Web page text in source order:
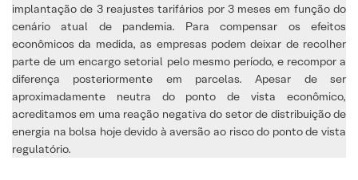
implantação de 3 reajustes tarifários por 3 meses em função do
cenário atual de pandemia. Para compensar os efeitos
econômicos da medida, as empresas podem deixar de recolher
parte de um encargo setorial pelo mesmo período, e recompor a
diferença posteriormente em parcelas. Apesar de ser
aproximadamente neutra do ponto de vista econômico,
acreditamos em uma reação negativa do setor de distribuição de
energia na bolsa hoje devido à aversão ao risco do ponto de vista
regulatório.